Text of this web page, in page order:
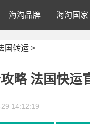
海淘品牌 海淘国家
国转运 >
略 法国快运
14:12:19